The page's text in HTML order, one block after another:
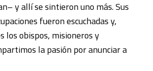
y allí se sintieron uno más. Sus
fueron escuchadas y,
los obispos, misioneros y
la pasión por anunciar a